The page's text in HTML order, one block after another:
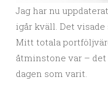
Jag har nu
igår kväll. Det
Mitt totala
åtminstone var –
dagen som varit.